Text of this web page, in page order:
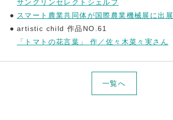
サングリンセレクトシェルフ
スマート農業共同体が国際農業機械展に出展
artistic child 作品NO.61
「トマトの花言葉」 作／佐々木菜々実さん
一覧へ